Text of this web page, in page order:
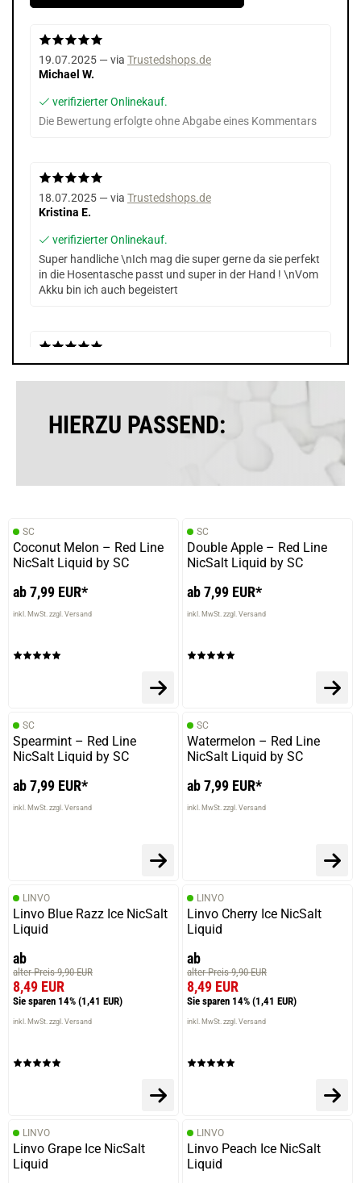
19.07.2025 — via Trustedshops.de
Michael W.
verifizierter Onlinekauf.
Die Bewertung erfolgte ohne Abgabe eines Kommentars
18.07.2025 — via Trustedshops.de
Kristina E.
verifizierter Onlinekauf.
Super handliche \nIch mag die super gerne da sie perfekt
in die Hosentasche passt und super in der Hand ! \nVom
Akku bin ich auch begeistert
28.06.2025 — viaTrustedshops.de
Patric R.
Die Bewertung erfolgte ohne Abgabe eines Kommentars
HIERZU PASSEND:
SC
Coconut Melon – Red Line
NicSalt Liquid by SC
ab 7,99 EUR*
inkl. MwSt. zzgl. Versand
SC
Double Apple – Red Line
NicSalt Liquid by SC
ab 7,99 EUR*
inkl. MwSt. zzgl. Versand
SC
Spearmint – Red Line
NicSalt Liquid by SC
ab 7,99 EUR*
inkl. MwSt. zzgl. Versand
SC
Watermelon – Red Line
NicSalt Liquid by SC
ab 7,99 EUR*
inkl. MwSt. zzgl. Versand
LINVO
Linvo Blue Razz Ice NicSalt
Liquid
ab
alter Preis 9,90 EUR
8,49 EUR
Sie sparen 14% (1,41 EUR)
inkl. MwSt. zzgl. Versand
LINVO
Linvo Cherry Ice NicSalt
Liquid
ab
alter Preis 9,90 EUR
8,49 EUR
Sie sparen 14% (1,41 EUR)
inkl. MwSt. zzgl. Versand
LINVO
Linvo Grape Ice NicSalt
Liquid
LINVO
Linvo Peach Ice NicSalt
Liquid